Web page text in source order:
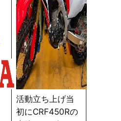
活動立ち上げ当
初にCRF450Rの